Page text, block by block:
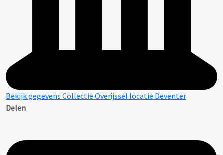
Bekijk gegevens Collectie Overijssel locatie Deventer
Delen